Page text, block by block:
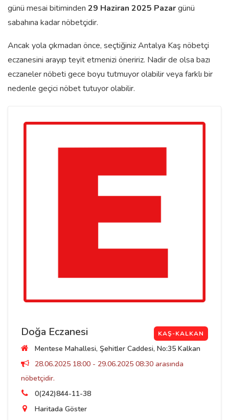
günü mesai bitiminden 29 Haziran 2025 Pazargünü
sabahına kadar nöbetçidir.
Ancak yola çıkmadan önce, seçtiğiniz Antalya Kaş nöbetçi
eczanesini arayıp teyit etmenizi öneririz. Nadir de olsa bazı
eczaneler nöbeti gece boyu tutmuyor olabilir veya farklı bir
nedenle geçici nöbet tutuyor olabilir.
Doğa Eczanesi KAŞ-KALKAN
Mentese Mahallesi, Şehitler Caddesi, No:35 Kalkan
28.06.2025 18:00 - 29.06.2025 08:30 arasında
nöbetçidir.
0(242)844-11-38
Haritada Göster